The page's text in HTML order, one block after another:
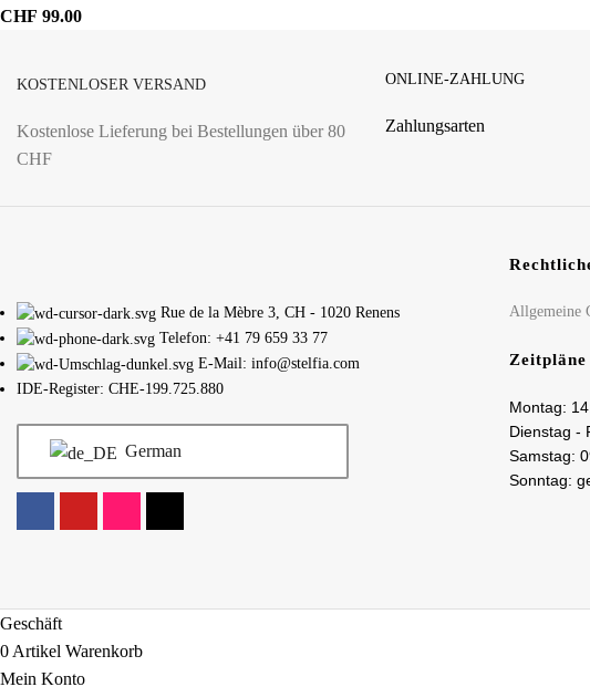
CHF 99.00
KOSTENLOSER VERSAND
Kostenlose Lieferung bei Bestellungen über 80
CHF
ONLINE-ZAHLUNG
Zahlungsarten
Rue de la Mèbre 3, CH - 1020 Renens
Telefon: +41 79 659 33 77
E-Mail: info@stelfia.com
IDE-Register: CHE-199.725.880
German
Allgemeine
Zeitpläne
Montag:
Dienstag -
Samstag:
Sonntag:
Geschäft
0 Artikel Warenkorb
Mein Konto